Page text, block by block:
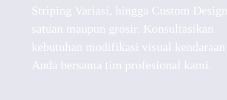
Striping Variasi, hingga Custom Design
satuan maupun grosir. Konsultasikan
kebutuhan modifikasi visual kendaraan
Anda bersama tim profesional kami.